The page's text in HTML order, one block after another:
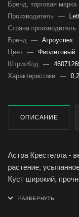
Бренд, торговая марка
Производитель
—
Страна производитель
Бренд — Агроуспех
Цвет — Фиолетовый
ШтрихКод —
Характеристики —
ОПИСАНИЕ
Астра Крестелла -
растение,
Куст широкий,
прочные, густо